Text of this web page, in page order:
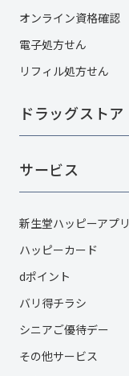
オンライン資格確認
電子処方せん
リフィル処方せん
ドラッグストア
サービス
新生堂ハッピーアプリ
ハッピーカード​
dポイント
バリ得チラシ
シニアご優待デー
その他サービス​